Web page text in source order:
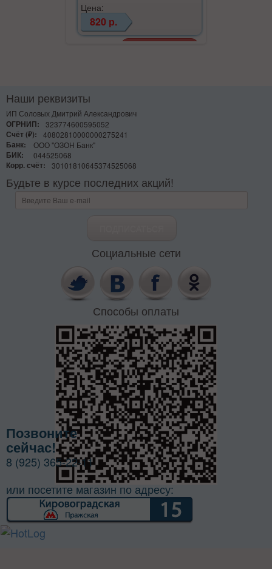
Цена:
820 р.
Наши реквизиты
ИП Соловых Дмитрий Александрович
ОГРНИП:
323774600595052
Счёт (₽):
40802810000000275241
Банк:
ООО "ОЗОН Банк"
БИК:
044525068
Корр. счёт:
30101810645374525068
Будьте в курсе последних акций!
Социальные сети
Способы оплаты
Позвоните
сейчас!
8 (925) 365-22-11
или посетите магазин по адресу: